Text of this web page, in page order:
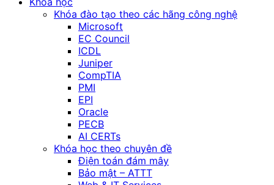
Khóa đào tạo theo các hãng công nghệ
Microsoft
EC Council
ICDL
Juniper
CompTIA
PMI
EPI
Oracle
PECB
AI CERTs
Khóa học theo chuyên đề
Điện toán đám mây
Bảo mật – ATTT